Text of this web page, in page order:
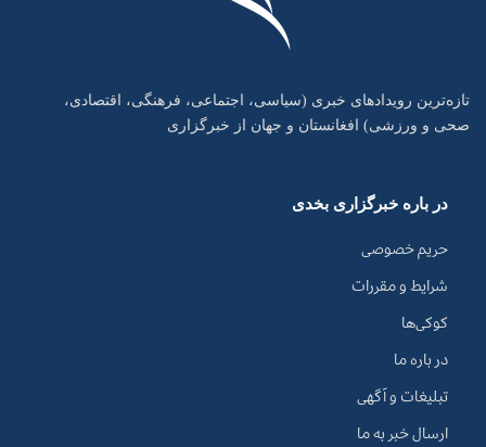
تازه‌ترین رویدادهای خبری (سیاسی، اجتماعی، فرهنگی، اقتصادی،
صحی و ورزشی) افغانستان و جهان از خبرگزاری
در باره خبرگزاری بخدی
حریم خصوصی
شرایط و مقررات
کوکی‌ها
در باره ما
تبلیغات و آگهی
ارسال خبر به ما